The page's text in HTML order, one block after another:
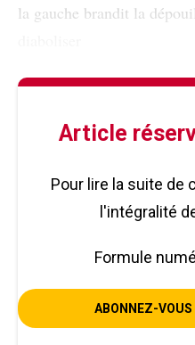
la gauche brandit la
Article
Pour lire la suite de
l'intégralité
Formule
ABONNEZ-